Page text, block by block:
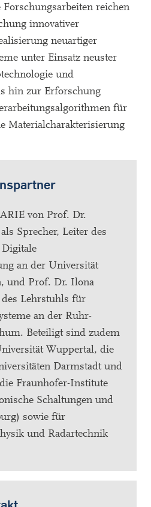
reichen
innovativer
neuartiger
unter Einsatz neuster
und
hin zur Erforschung
für
Materialcharakterisierung
von Prof. Dr.
Sprecher, Leiter des
an der Universität
und Prof. Dr. Ilona
Lehrstuhls für
an der Ruhr-
Beteiligt sind zudem
Wuppertal, die
Darmstadt und
Fraunhofer-Institute
Schaltungen und
sowie für
und Radartechnik